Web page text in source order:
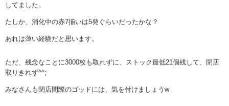
してました。
たしか、消化中の赤7揃いは5発ぐらいだったかな？
あれは薄い経験だと思います。
ただ、残念なことに3000枚も取れずに、ストック最低21個残して、閉店
取りきれず^^;
みなさんも閉店間際のゴッドには、気を付けましょうw